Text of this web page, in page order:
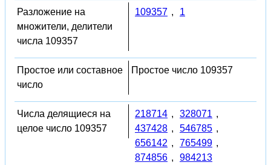
Разложение на
множители, делители
числа 109357
109357 , 1
Простое или составное
число
Простое число 109357
Числа делящиеся на
целое число 109357
218714 , 328071 ,
437428 , 546785 ,
656142 , 765499 ,
874856 , 984213